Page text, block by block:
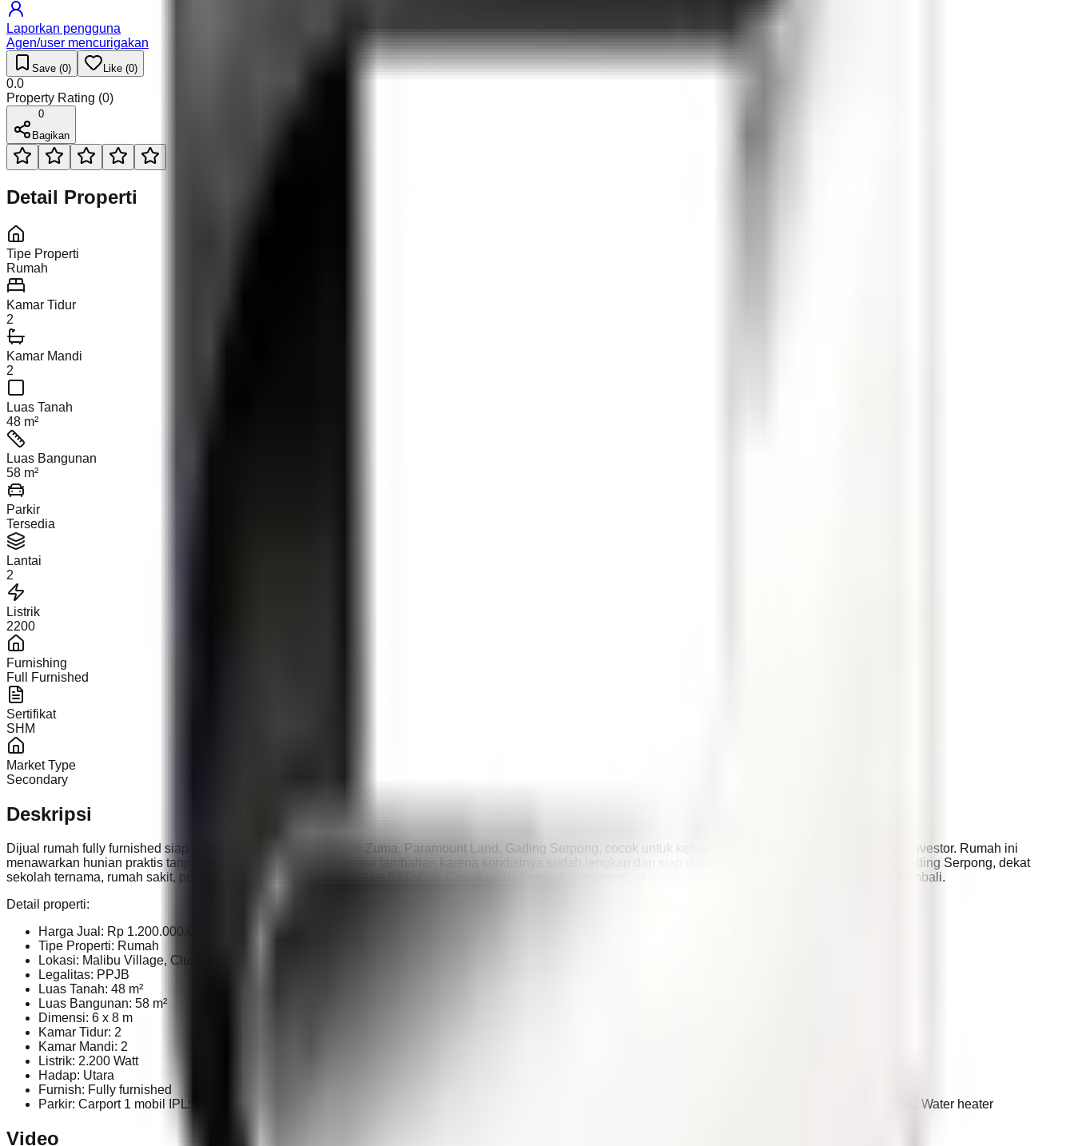
Laporkan pengguna
Agen/user mencurigakan
Save (0) Like (0)
0.0
Property Rating (0)
0
Bagikan
Detail Properti
Tipe Properti
Rumah
Kamar Tidur
2
Kamar Mandi
2
Luas Tanah
48 m²
Luas Bangunan
58 m²
Parkir
Tersedia
Lantai
2
Listrik
2200
Furnishing
Full Furnished
Sertifikat
SHM
Market Type
Secondary
Deskripsi
Dijual rumah fully furnished siap huni di Malibu Village, Cluster Zuma, Paramount Land, Gading Serpong, cocok untuk keluarga kecil, pasangan muda, maupun investor. Rumah ini
menawarkan hunian praktis tanpa perlu renovasi atau beli furnitur tambahan karena kondisinya sudah lengkap dan siap ditempati. Lokasinya strategis di area Gading Serpong, dekat
sekolah ternama, rumah sakit, pusat komersial, dan akses cepat ke BSD City. Cocok untuk pembeli yang mencari rumah modern, rapi, dan mudah disewakan kembali.
Detail properti:
Harga Jual: Rp 1.200.000.000 (nego)
Tipe Properti: Rumah
Lokasi: Malibu Village, Cluster Zuma, Paramount Land, Gading Serpong – Tangerang
Legalitas: PPJB
Luas Tanah: 48 m²
Luas Bangunan: 58 m²
Dimensi: 6 x 8 m
Kamar Tidur: 2
Kamar Mandi: 2
Listrik: 2.200 Watt
Hadap: Utara
Furnish: Fully furnished
Parkir: Carport 1 mobil IPL: ± Rp 530.000 / bulan Furnished includes: Kitchen set Kompor Modena Dining table set Living area set + sofa 2 tempat tidur 2 AC Water heater
Video